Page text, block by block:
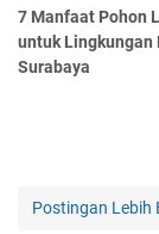
7 Manfaat Pohon
untuk Lingkungan
Surabaya
Postingan Lebih